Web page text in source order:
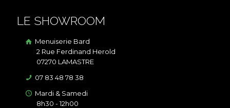
LE SHOWROOM
Menuiserie Bard
2 Rue Ferdinand Herold
07270 LAMASTRE
07 83 48 78 38
Mardi & Samedi
8h30 - 12h00